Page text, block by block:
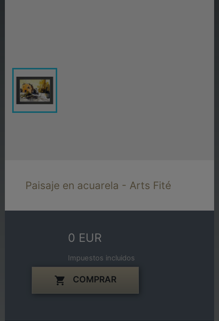
Paisaje en acuarela - Arts Fité
0 EUR
Impuestos incluidos
 COMPRAR